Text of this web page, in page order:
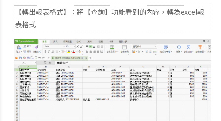
【轉出報表格式】：將【查詢】功能看到的內容，轉為excel報
表格式